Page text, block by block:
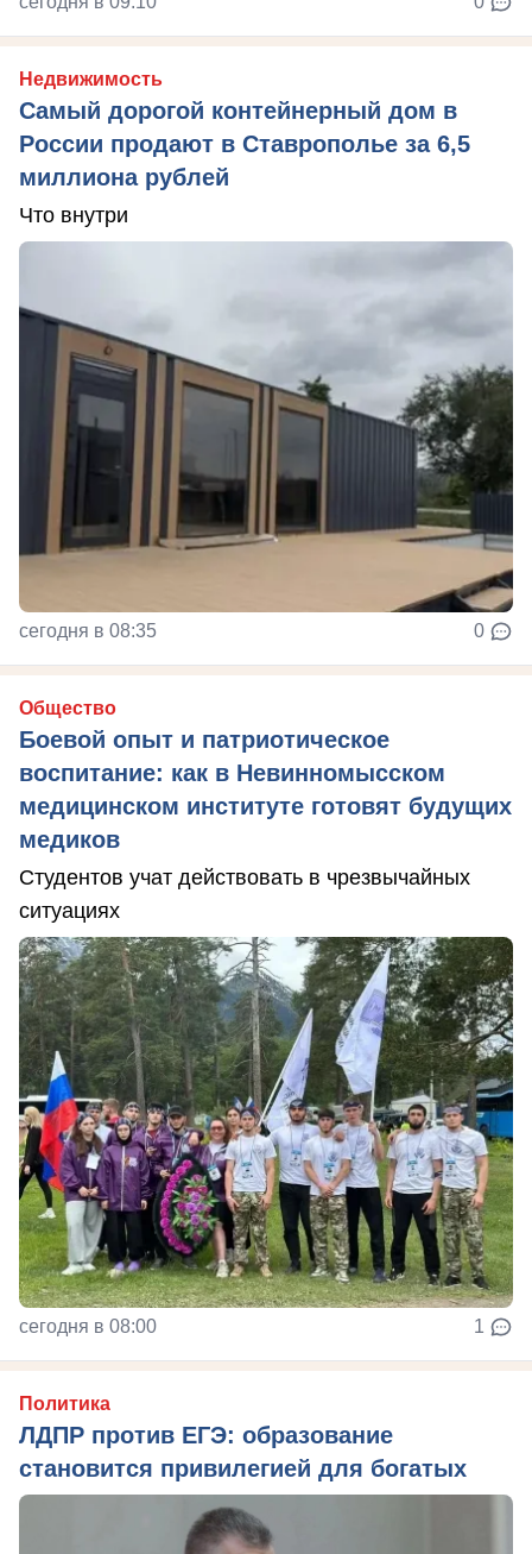
Недвижимость
Самый дорогой контейнерный дом в
России продают в Ставрополье за 6,5
миллиона рублей
Что внутри
сегодня в 08:35 0
Общество
Боевой опыт и патриотическое
воспитание: как в Невинномысском
медицинском институте готовят будущих
медиков
Студентов учат действовать в чрезвычайных
ситуациях
сегодня в 08:00 1
Политика
ЛДПР против ЕГЭ: образование
становится привилегией для богатых